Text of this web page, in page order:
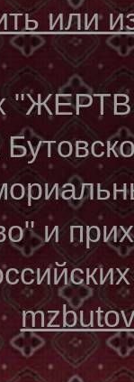
или
и